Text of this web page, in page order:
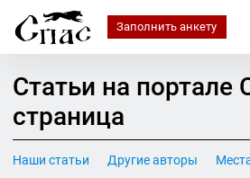
Заполнить анкету
Статьи на портале
cтраница
Наши статьи Другие авторы